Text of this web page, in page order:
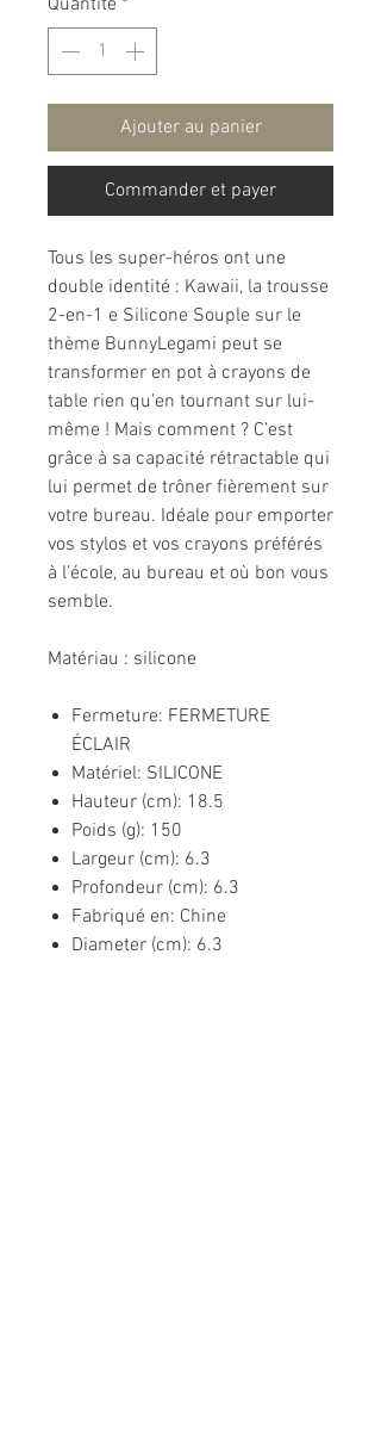
Quantité *
Ajouter au panier
Commander et payer
Tous les super-héros ont une
double identité : Kawaii, la trousse
2-en-1 e Silicone Souple sur le
thème BunnyLegami peut se
transformer en pot à crayons de
table rien qu’en tournant sur lui-
même ! Mais comment ? C’est
grâce à sa capacité rétractable qui
lui permet de trôner fièrement sur
votre bureau. Idéale pour emporter
vos stylos et vos crayons préférés
à l’école, au bureau et où bon vous
semble.
Matériau : silicone
Fermeture: FERMETURE
ÉCLAIR
Matériel: SILICONE
Hauteur (cm): 18.5
Poids (g): 150
Largeur (cm): 6.3
Profondeur (cm): 6.3
Fabriqué en: Chine
Diameter (cm): 6.3